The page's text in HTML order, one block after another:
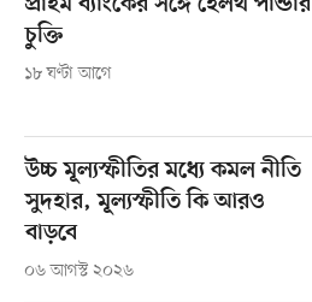
প্রাইম ব্যাংকের সঙ্গে হেলথ পান্ডার
চুক্তি
১৮ ঘণ্টা আগে
উচ্চ মূল্যস্ফীতির মধ্যে কমল নীতি
সুদহার, মূল্যস্ফীতি কি আরও
বাড়বে
০৬ আগস্ট ২০২৬